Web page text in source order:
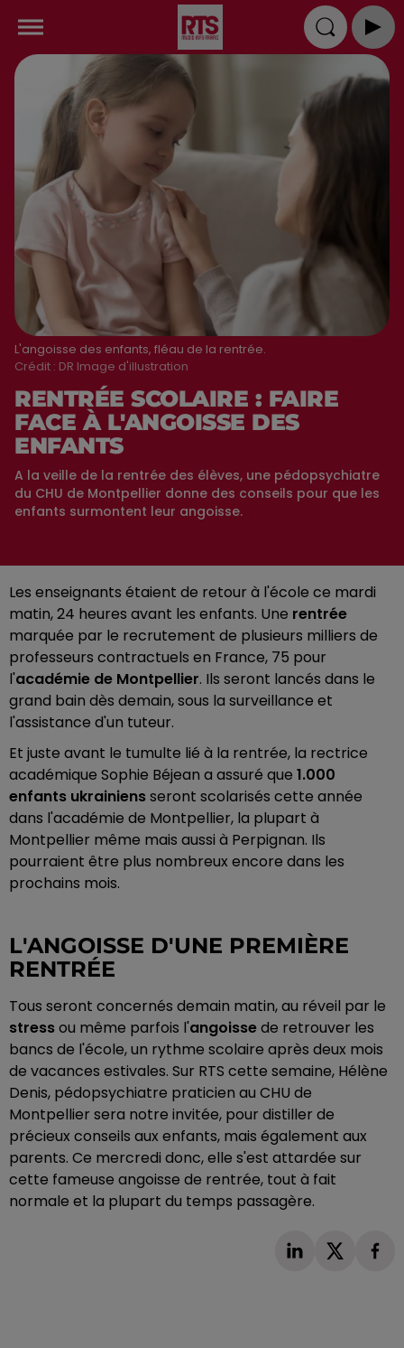
L'angoisse des enfants, fléau de la rentrée.
Crédit : DR Image d'illustration
RENTRÉE SCOLAIRE : FAIRE
FACE À L'ANGOISSE DES
ENFANTS
A la veille de la rentrée des élèves, une pédopsychiatre
du CHU de Montpellier donne des conseils pour que les
enfants surmontent leur angoisse.
Les enseignants étaient de retour à l'école ce mardi
matin, 24 heures avant les enfants. Une rentrée
marquée par le recrutement de plusieurs milliers de
professeurs contractuels en France, 75 pour
l'académie de Montpellier. Ils seront lancés dans le
grand bain dès demain, sous la surveillance et
l'assistance d'un tuteur.
Et juste avant le tumulte lié à la rentrée, la rectrice
académique Sophie Béjean a assuré que 1.000
enfants ukrainiensseront scolarisés cette année
dans l'académie de Montpellier, la plupart à
Montpellier même mais aussi à Perpignan. Ils
pourraient être plus nombreux encore dans les
prochains mois.
L'ANGOISSE D'UNE PREMIÈRE
RENTRÉE
Tous seront concernés demain matin, au réveil par le
stressou même parfois l'angoissede retrouver les
bancs de l'école, un rythme scolaire après deux mois
de vacances estivales. Sur RTS cette semaine, Hélène
Denis, pédopsychiatre praticien au CHU de
Montpellier sera notre invitée, pour distiller de
précieux conseils aux enfants, mais également aux
parents. Ce mercredi donc, elle s'est attardée sur
cette fameuse angoisse de rentrée, tout à fait
normale et la plupart du temps passagère.